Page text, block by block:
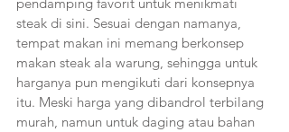
pendamping favorit untuk menikmati
steak di sini. Sesuai dengan namanya,
tempat makan ini memang berkonsep
makan steak ala warung, sehingga untuk
harganya pun mengikuti dari konsepnya
itu. Meski harga yang dibandrol terbilang
murah, namun untuk daging atau bahan